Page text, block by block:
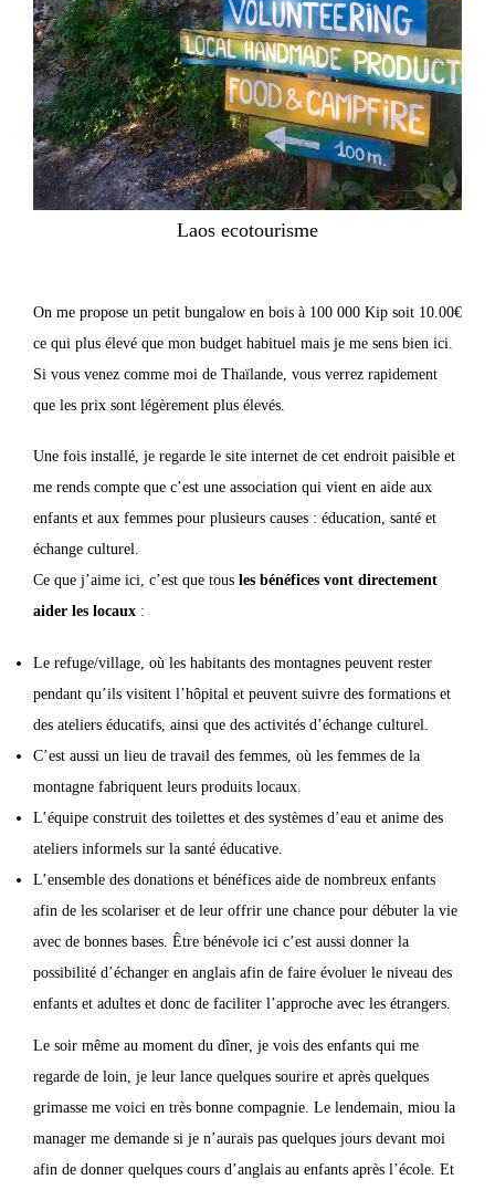
Laos ecotourisme
On me propose un petit bungalow en bois à 100 000 Kip soit 10.00€
ce qui plus élevé que mon budget habituel mais je me sens bien ici.
Si vous venez comme moi de Thaïlande, vous verrez rapidement
que les prix sont légèrement plus élevés.
Une fois installé, je regarde le site internet de cet endroit paisible et
me rends compte que c’est une association qui vient en aide aux
enfants et aux femmes pour plusieurs causes : éducation, santé et
échange culturel.
Ce que j’aime ici, c’est que tous les bénéfices vont directement
aider les locaux :
Le refuge/village, où les habitants des montagnes peuvent rester
pendant qu’ils visitent l’hôpital et peuvent suivre des formations et
des ateliers éducatifs, ainsi que des activités d’échange culturel.
C’est aussi un lieu de travail des femmes, où les femmes de la
montagne fabriquent leurs produits locaux.
L’équipe construit des toilettes et des systèmes d’eau et anime des
ateliers informels sur la santé éducative.
L’ensemble des donations et bénéfices aide de nombreux enfants
afin de les scolariser et de leur offrir une chance pour débuter la vie
avec de bonnes bases. Être bénévole ici c’est aussi donner la
possibilité d’échanger en anglais afin de faire évoluer le niveau des
enfants et adultes et donc de faciliter l’approche avec les étrangers.
Le soir même au moment du dîner, je vois des enfants qui me
regarde de loin, je leur lance quelques sourire et après quelques
grimasse me voici en très bonne compagnie. Le lendemain, miou la
manager me demande si je n’aurais pas quelques jours devant moi
afin de donner quelques cours d’anglais au enfants après l’école. Et